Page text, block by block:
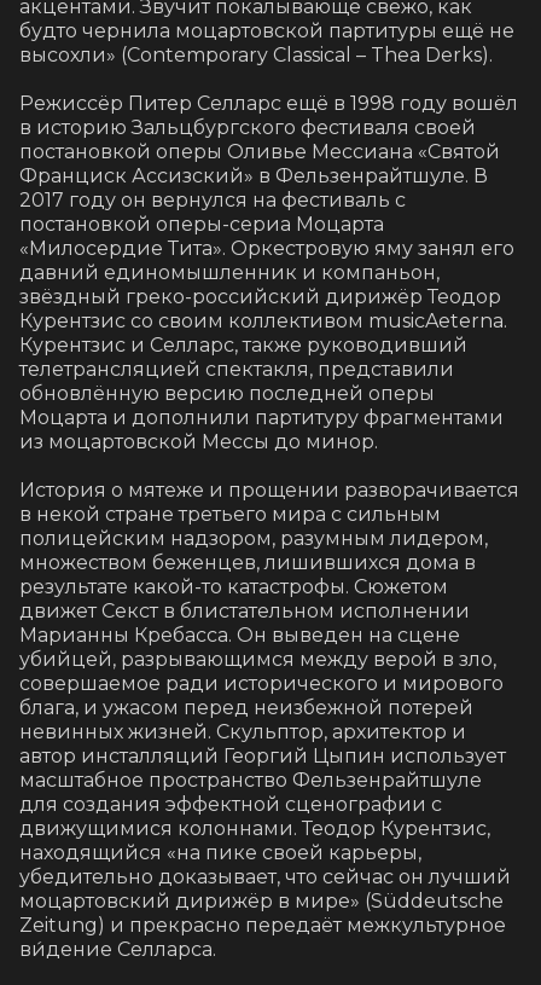
акцентами. Звучит покалывающе свежо, как
будто чернила моцартовской партитуры ещё не
высохли» (Contemporary Classical – Thea Derks).
Режиссёр Питер Селларс ещё в 1998 году вошёл
в историю Зальцбургского фестиваля своей
постановкой оперы Оливье Мессиана «Святой
Франциск Ассизский» в Фельзенрайтшуле. В
2017 году он вернулся на фестиваль с
постановкой оперы-сериа Моцарта
«Милосердие Тита». Оркестровую яму занял его
давний единомышленник и компаньон,
звёздный греко-российский дирижёр Теодор
Курентзис со своим коллективом musicAeterna.
Курентзис и Селларс, также руководивший
телетрансляцией спектакля, представили
обновлённую версию последней оперы
Моцарта и дополнили партитуру фрагментами
из моцартовской Мессы до минор.
История о мятеже и прощении разворачивается
в некой стране третьего мира с сильным
полицейским надзором, разумным лидером,
множеством беженцев, лишившихся дома в
результате какой-то катастрофы. Сюжетом
движет Секст в блистательном исполнении
Марианны Кребасса. Он выведен на сцене
убийцей, разрывающимся между верой в зло,
совершаемое ради исторического и мирового
блага, и ужасом перед неизбежной потерей
невинных жизней. Скульптор, архитектор и
автор инсталляций Георгий Цыпин использует
масштабное пространство Фельзенрайтшуле
для создания эффектной сценографии с
движущимися колоннами. Теодор Курентзис,
находящийся «на пике своей карьеры,
убедительно доказывает, что сейчас он лучший
моцартовский дирижёр в мире» (Süddeutsche
Zeitung) и прекрасно передаёт межкультурное
ви́дение Селларса.